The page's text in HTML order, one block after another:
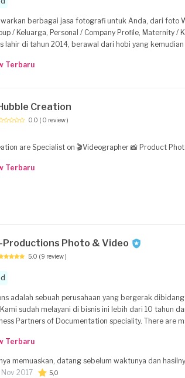
berbagai jasa fotografi untuk Anda, dari foto
/ Keluarga, Personal / Company Profile, Maternity /
lahir di tahun 2014, berawal dari hobi yang
Terbaru
Creation
0.0 ( 0 review )
are Specialist on 🎬Videographer 📸 Product
Terbaru
Productions Photo & Video
5.0 ( 9 review )
adalah sebuah perusahaan yang bergerak
sudah melayani di bisnis ini lebih dari 10 tahun
Partners of Documentation speciality. There are
Terbaru
memuaskan, datang sebelum waktunya dan
2017 5,0